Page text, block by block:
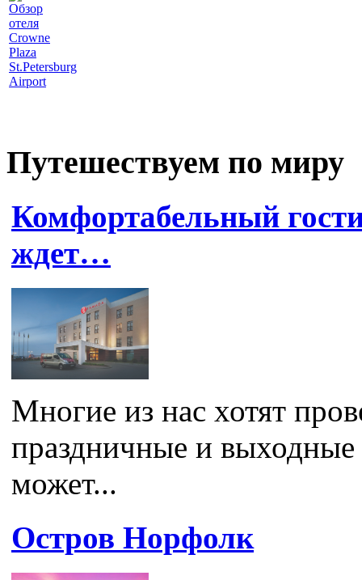
Обзор
отеля
Crowne
Plaza
St.Petersburg
Airport
Путешествуем по миру
Комфортабельный
ждет…
Многие из нас хотят
праздничные и
может...
Остров Норфолк